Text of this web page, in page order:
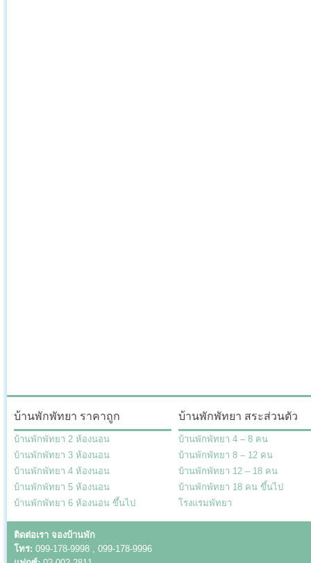
บ้านพักพัทยา ราคาถูก
บ้านพักพัทยา 2 ห้องนอน
บ้านพักพัทยา 3 ห้องนอน
บ้านพักพัทยา 4 ห้องนอน
บ้านพักพัทยา 5 ห้องนอน
บ้านพักพัทยา 6 ห้องนอน ขึ้นไป
บ้านพักพัทยา สระส่วนตัว
บ้านพักพัทยา 4 – 8 คน
บ้านพักพัทยา 8 – 12 คน
บ้านพักพัทยา 12 – 18 คน
บ้านพักพัทยา 18 คน ขึ้นไป
โรงแรมพัทยา
ติดต่อเรา จองบ้านพัก
โทร: 099-178-9998 , 099-178-9996